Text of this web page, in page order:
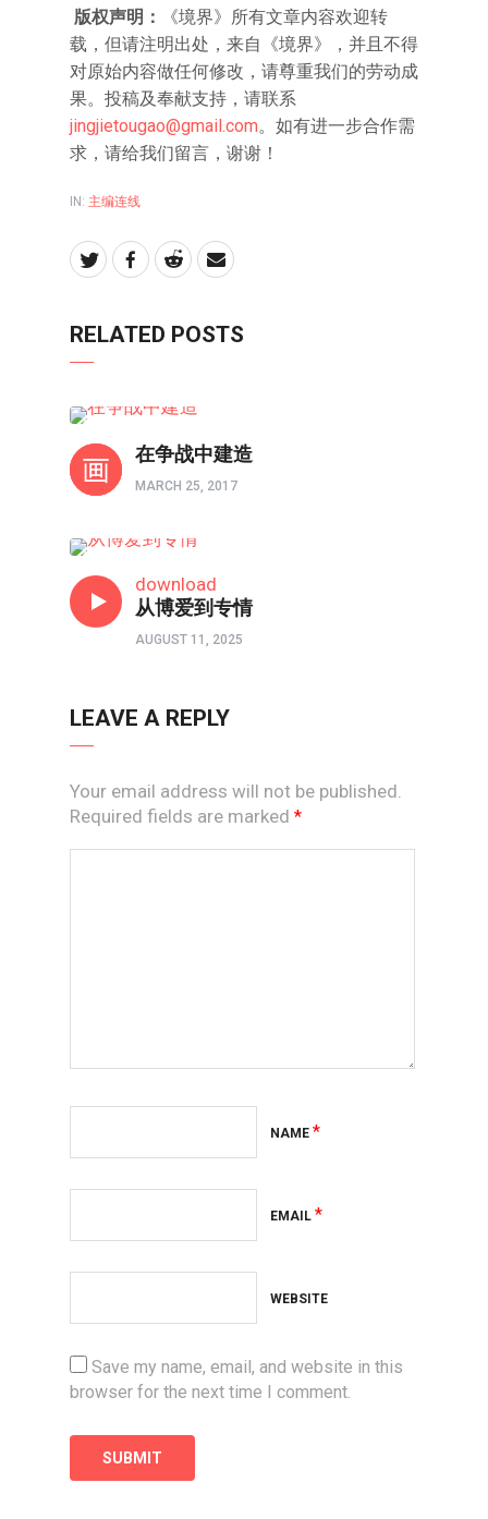
版权声明：
《境界》所有文章内容欢迎转
载，但请注明出处，来自《境界》，并且不得
对原始内容做任何修改，请尊重我们的劳动成
果。投稿及奉献支持，请联系
jingjietougao@gmail.com。如有进一步合作需
求，请给我们留言，谢谢！
IN: 主编连线
RELATED POSTS
在争战中建造
MARCH 25, 2017
download
从博爱到专情
AUGUST 11, 2025
LEAVE A REPLY
Your email address will not be published.
Required fields are marked *
NAME *
EMAIL *
WEBSITE
Save my name, email, and website in this
browser for the next time I comment.